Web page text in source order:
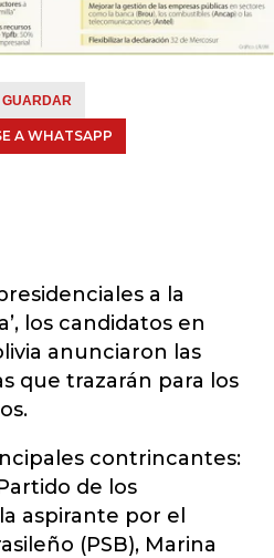
GUARDAR
A WHATSAPP
a la
los candidatos en
anunciaron las
que trazarán para los
contrincantes:
de los
aspirante por el
(PSB), Marina